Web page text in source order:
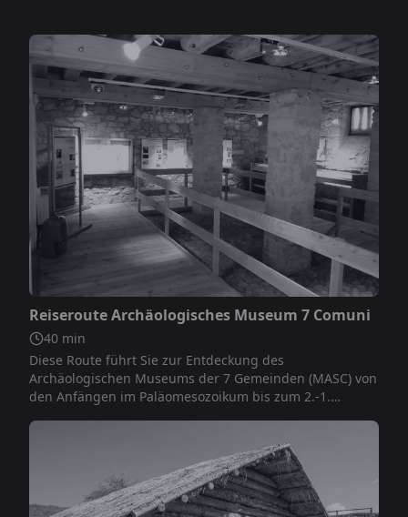
Nicht inbegriffen
Reiseroute Archäologisches Museum 7 Comuni
40 min
Diese Route führt Sie zur Entdeckung des
Archäologischen Museums der 7 Gemeinden (MASC) von
den Anfängen im Paläomesozoikum bis zum 2.-1.